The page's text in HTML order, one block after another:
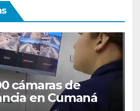
cámaras de
en Cumaná